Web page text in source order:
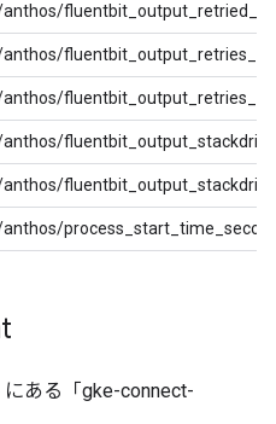
anthos/
anthos/
anthos/
anthos/
anthos/
anthos/
にある「gke-connect-